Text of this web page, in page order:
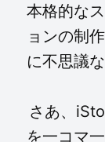
本格的な
ョンの制
に不思議
さあ、
を一コマ